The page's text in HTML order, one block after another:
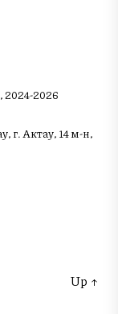
2024-2026
г. Актау, 14 м-н,
Up ↑